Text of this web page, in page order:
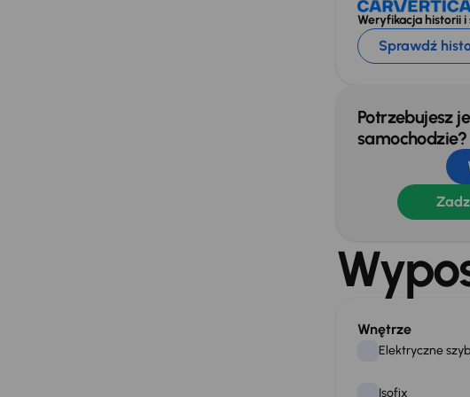
Weryfikacja historii
Sprawdź
Potrzebujesz
samochodzie?
Wnętrze
Elektryczne
Isofix